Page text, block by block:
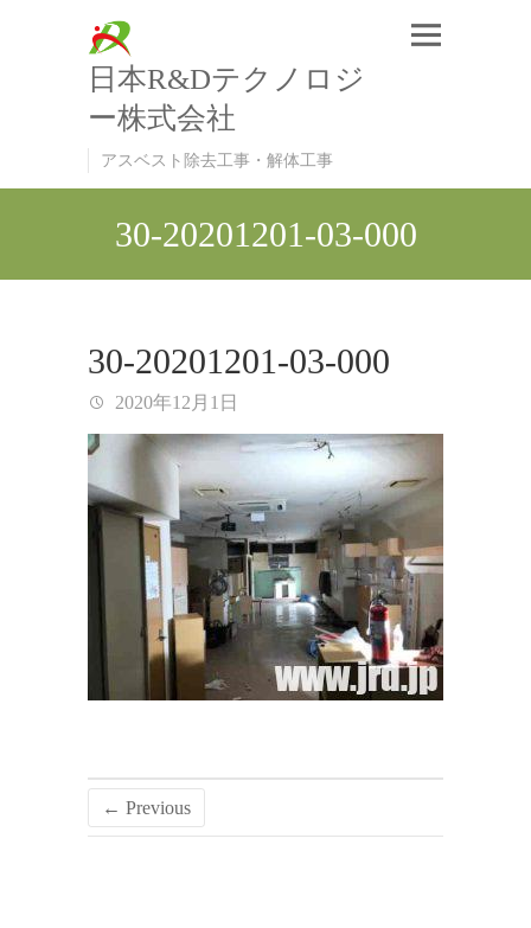
日本R&Dテクノロジ
ー株式会社
アスベスト除去工事・解体工事
30-20201201-03-000
30-20201201-03-000
2020年12月1日
← Previous